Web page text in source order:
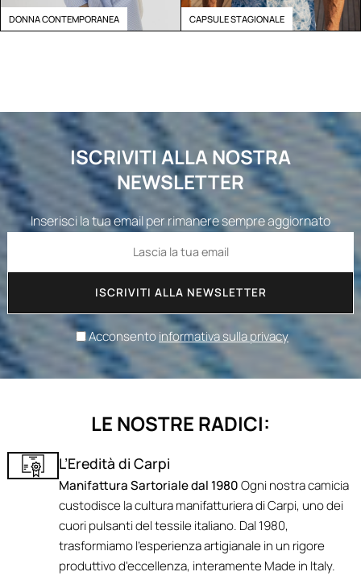
DONNA CONTEMPORANEA CAPSULE STAGIONALE
ISCRIVITI ALLA NOSTRA
NEWSLETTER
Inserisci la tua email per rimanere sempre aggiornato
ISCRIVITI ALLA NEWSLETTER
Acconsentoinformativa sulla privacy
LE NOSTRE RADICI:
L’Eredità di Carpi
Manifattura Sartoriale dal 1980Ogni nostra camicia
custodisce la cultura manifatturiera di Carpi, uno dei
cuori pulsanti del tessile italiano. Dal 1980,
trasformiamo l'esperienza artigianale in un rigore
produttivo d'eccellenza, interamente Made in Italy.